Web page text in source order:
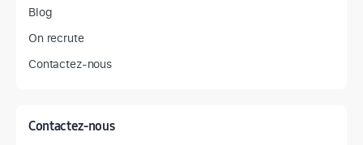
Blog
On recrute
Contactez-nous
Contactez-nous